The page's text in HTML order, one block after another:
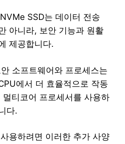
SSD는 데이터 전송
아니라, 보안 기능과 원활
제공합니다.
소프트웨어와 프로세스는
에서 더 효율적으로 작동
티코어 프로세서를 사용하
다.
용하려면 이러한 추가 사양